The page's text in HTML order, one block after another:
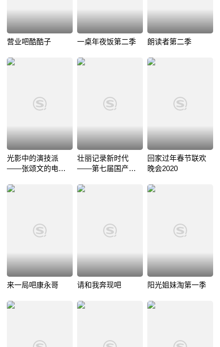
营业吧酷酷子 一桌年夜饭第二季 朗读者第二季
光影中的演技派
——张颂文的电影
壮丽记录新时代
——第七届国产纪
优活动
回家过年春节联欢
晚会2020
来一局吧康永哥 请和我奔现吧 阳光姐妹淘第一季